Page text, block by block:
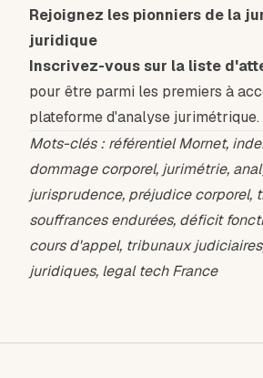
Rejoignez les pionniers de la
juridique
Inscrivez-vous sur la liste
pour être parmi les premiers à
plateforme d'analyse jurimétrique.
Mots-clés : référentiel Mornet,
dommage corporel, jurimétrie,
jurisprudence, préjudice corporel,
souffrances endurées, déficit
cours d'appel, tribunaux
juridiques, legal tech France